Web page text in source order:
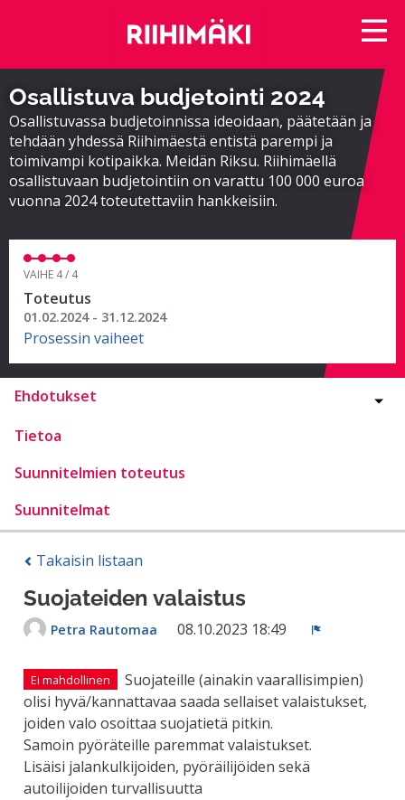
Osallistuva budjetointi 2024
Osallistuvassa budjetoinnissa ideoidaan, päätetään ja
tehdään yhdessä Riihimäestä entistä parempi ja
toimivampi kotipaikka. Meidän Riksu. Riihimäellä
osallistuvaan budjetointiin on varattu 100 000 euroa
vuonna 2024 toteutettaviin hankkeisiin.
VAIHE 4 / 4
Toteutus
01.02.2024 - 31.12.2024
Prosessin vaiheet
Ehdotukset
Tietoa
Suunnitelmien toteutus
Suunnitelmat
Takaisin listaan
Suojateiden valaistus
Petra Rautomaa 08.10.2023 18:49
Ei mahdollinen
Suojateille (ainakin vaarallisimpien)
olisi hyvä/kannattavaa saada sellaiset valaistukset,
joiden valo osoittaa suojatietä pitkin.
Samoin pyöräteille paremmat valaistukset.
Lisäisi jalankulkijoiden, pyöräilijöiden sekä
autoilijoiden turvallisuutta